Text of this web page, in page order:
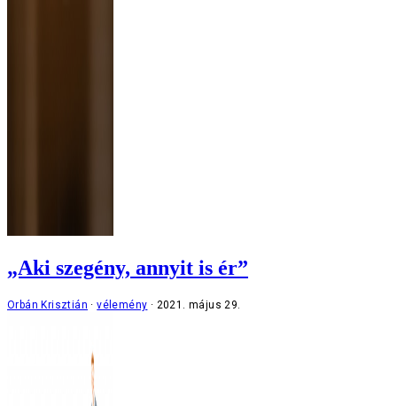
„Aki szegény, annyit is ér”
Orbán Krisztián vélemény 2021. május 29.